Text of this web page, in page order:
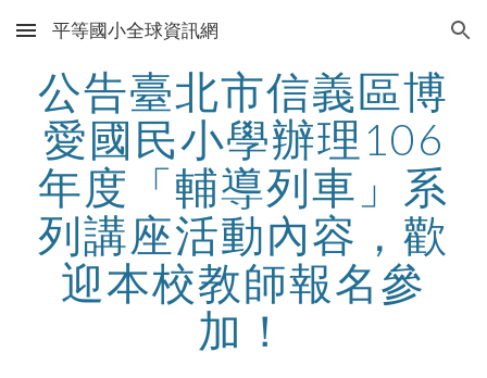
Skip to main content Skip to navigation
平等國小全球資訊網
公告臺北市信義區博
愛國民小學辦理106
年度「輔導列車」系
列講座活動內容，歡
迎本校教師報名參
加！